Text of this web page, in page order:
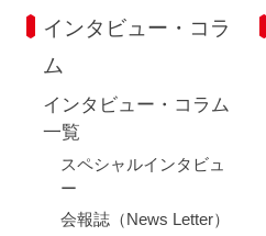
インタビュー・コラ
ム
インタビュー・コラム
一覧
スペシャルインタビュ
ー
会報誌（News Letter）